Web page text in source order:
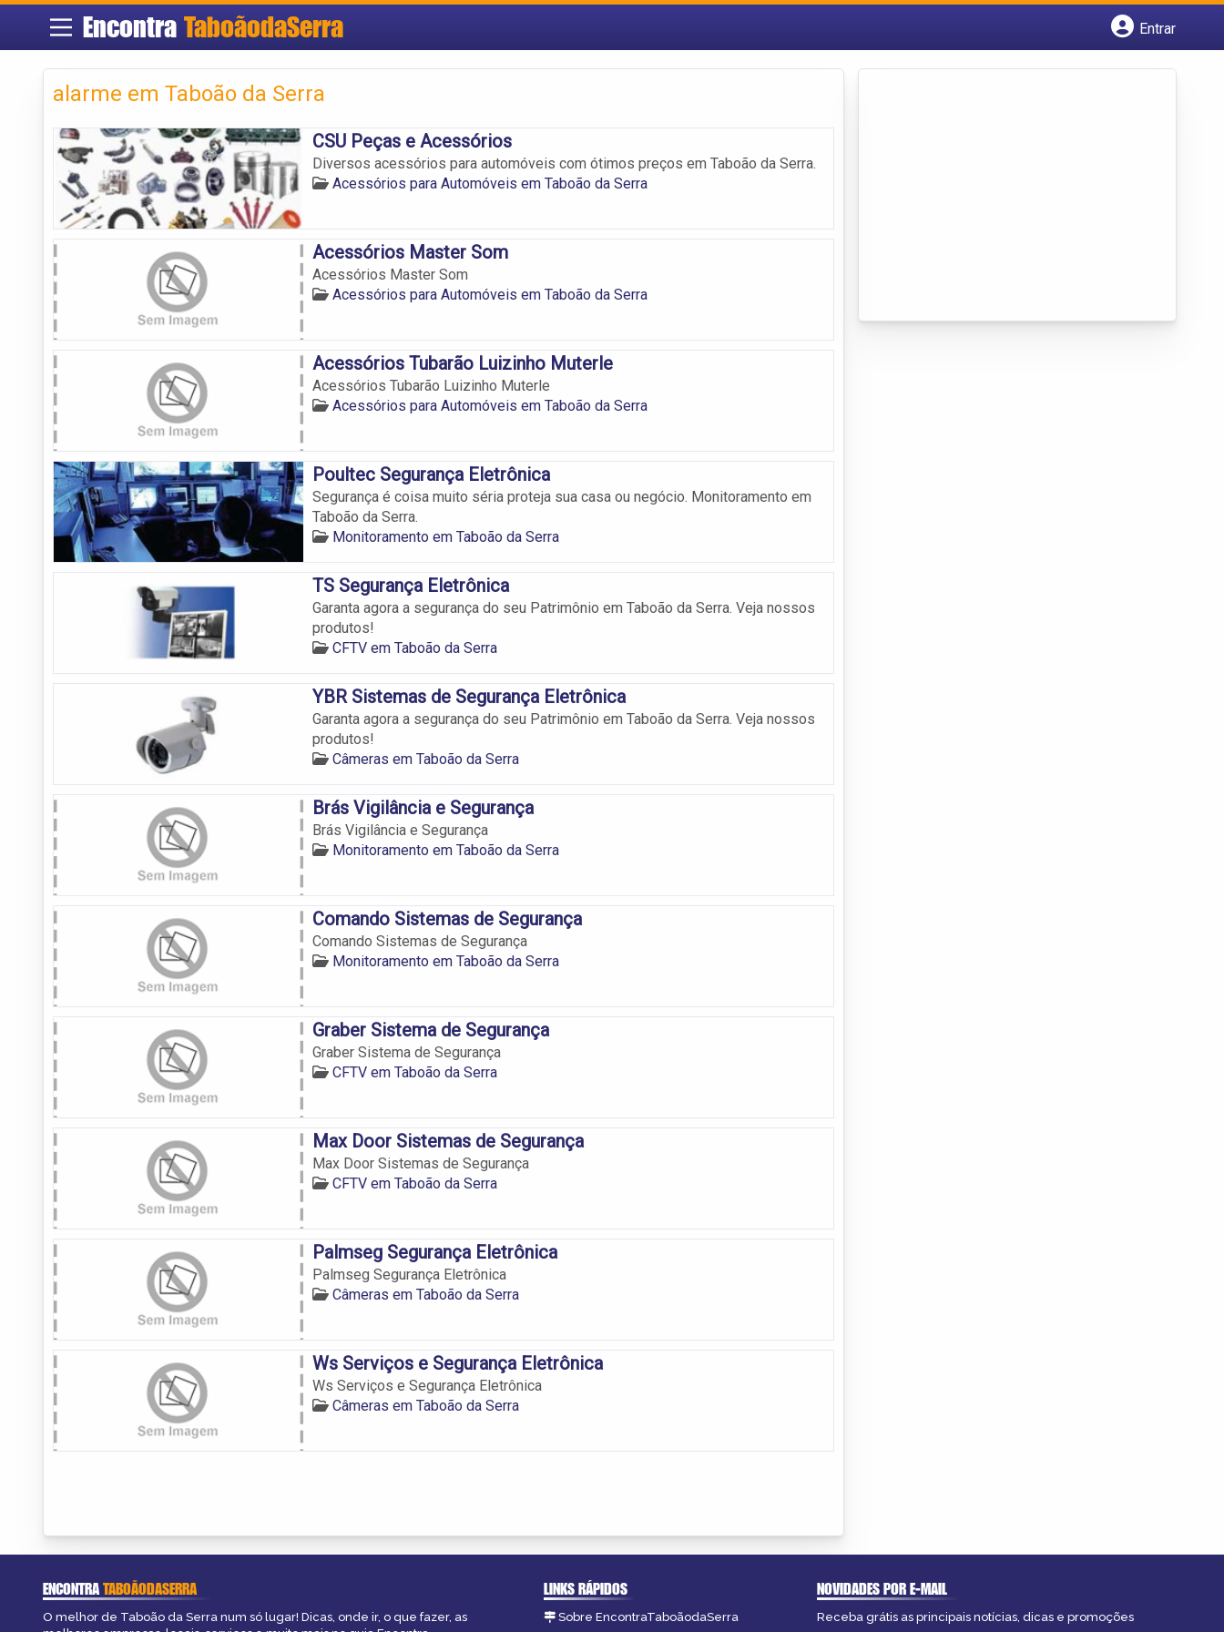
Encontra TaboãodaSerra
Entrar
alarme em Taboão da Serra
CSU Peças e Acessórios
Diversos acessórios para automóveis com ótimos preços em Taboão da Serra.
Acessórios para Automóveis em Taboão da Serra
Acessórios Master Som
Acessórios Master Som
Acessórios para Automóveis em Taboão da Serra
Acessórios Tubarão Luizinho Muterle
Acessórios Tubarão Luizinho Muterle
Acessórios para Automóveis em Taboão da Serra
Poultec Segurança Eletrônica
Segurança é coisa muito séria proteja sua casa ou negócio. Monitoramento em
Taboão da Serra.
Monitoramento em Taboão da Serra
TS Segurança Eletrônica
Garanta agora a segurança do seu Patrimônio em Taboão da Serra. Veja nossos
produtos!
CFTV em Taboão da Serra
YBR Sistemas de Segurança Eletrônica
Garanta agora a segurança do seu Patrimônio em Taboão da Serra. Veja nossos
produtos!
Câmeras em Taboão da Serra
Brás Vigilância e Segurança
Brás Vigilância e Segurança
Monitoramento em Taboão da Serra
Comando Sistemas de Segurança
Comando Sistemas de Segurança
Monitoramento em Taboão da Serra
Graber Sistema de Segurança
Graber Sistema de Segurança
CFTV em Taboão da Serra
Max Door Sistemas de Segurança
Max Door Sistemas de Segurança
CFTV em Taboão da Serra
Palmseg Segurança Eletrônica
Palmseg Segurança Eletrônica
Câmeras em Taboão da Serra
Ws Serviços e Segurança Eletrônica
Ws Serviços e Segurança Eletrônica
Câmeras em Taboão da Serra
ENCONTRATABOÃODASERRA
O melhor de Taboão da Serra num só lugar! Dicas, onde ir, o que fazer, as
LINKS RÁPIDOS
Sobre EncontraTaboãodaSerra
NOVIDADES POR E-MAIL
Receba grátis as principais notícias, dicas e promoções